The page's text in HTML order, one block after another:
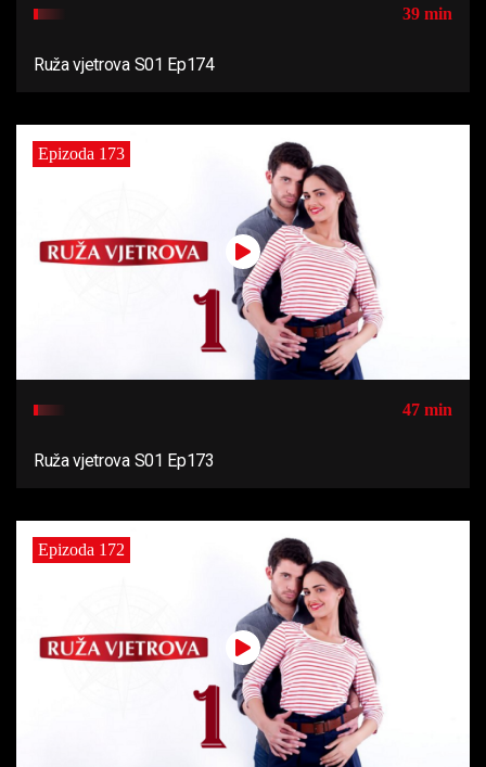
39 min
Ruža vjetrova S01 Ep174
Epizoda 173
47 min
Ruža vjetrova S01 Ep173
Epizoda 172